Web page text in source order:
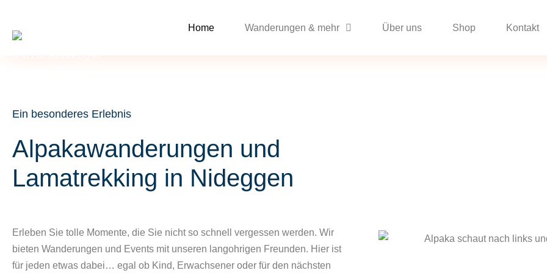
Home Wanderungen & mehr Über uns Shop Kontakt
Ein besonderes Erlebnis
Alpakawanderungen und
Lamatrekking in Nideggen
Erleben Sie tolle Momente, die Sie nicht so schnell vergessen werden. Wir
bieten Wanderungen und Events mit unseren langohrigen Freunden. Hier ist
für jeden etwas dabei… egal ob Kind, Erwachsener oder für den nächsten